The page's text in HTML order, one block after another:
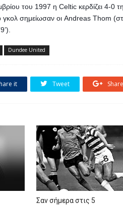
του 1997 η Celtic κερδίζει 4-0
σημείωσαν οι Andreas Thom
Dundee United
it Tweet
Σαν σήμερα στις 5